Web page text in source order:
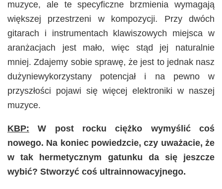
muzyce, ale te specyficzne brzmienia wymagają
większej przestrzeni w kompozycji. Przy dwóch
gitarach i instrumentach klawiszowych miejsca w
aranżacjach jest mało, więc stąd jej naturalnie
mniej. Zdajemy sobie sprawę, że jest to jednak nasz
dużyniewykorzystany potencjał i na pewno w
przyszłości pojawi się więcej elektroniki w naszej
muzyce.
KBP: W post rocku ciężko wymyślić coś
nowego. Na koniec powiedzcie, czy uważacie, że
w tak hermetycznym gatunku da się jeszcze
wybić? Stworzyć coś ultrainnowacyjnego.